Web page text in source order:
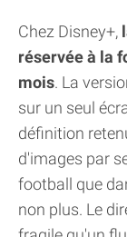
Chez Disney+,
réservée à la
mois. La
sur un seul
définition
d'images par
football que
non plus. Le